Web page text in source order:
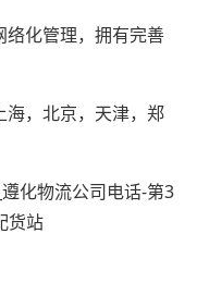
化管理，拥有完善
海，北京，天津，郑